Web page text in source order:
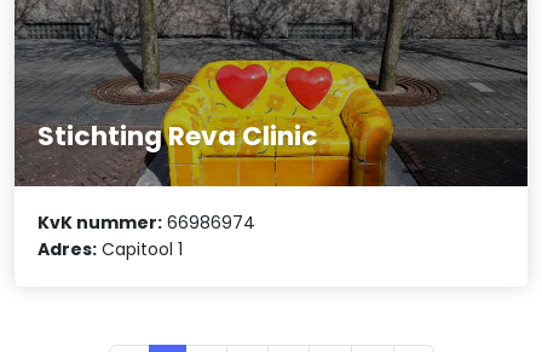
Stichting Reva Clinic
KvK nummer: 66986974
Adres: Capitool 1